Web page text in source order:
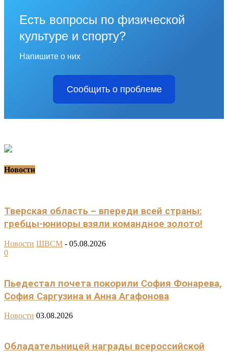
Есть вопросы по физической
культуре и спорту?
Напишите о них
Сообщить о проблеме
Новости
Тверская область – впереди всей страны:
гребцы-юниоры взяли командное золото!
Новости ШВСМ - 05.08.2026
0
Пьедестал почета покорили София Фонарева,
София Саргузина и Анна Агафонова
Новости 03.08.2026
Обладательницей награды всероссийской